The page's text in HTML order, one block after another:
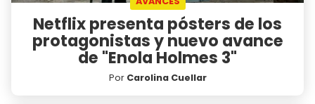
Netflix presenta pósters de los
protagonistas y nuevo avance
de "Enola Holmes 3"
Por Carolina Cuellar